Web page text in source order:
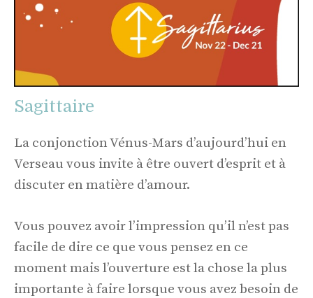
Sagittaire
La conjonction Vénus-Mars d’aujourd’hui en
Verseau vous invite à être ouvert d’esprit et à
discuter en matière d’amour.
Vous pouvez avoir l’impression qu’il n’est pas
facile de dire ce que vous pensez en ce
moment mais l’ouverture est la chose la plus
importante à faire lorsque vous avez besoin de